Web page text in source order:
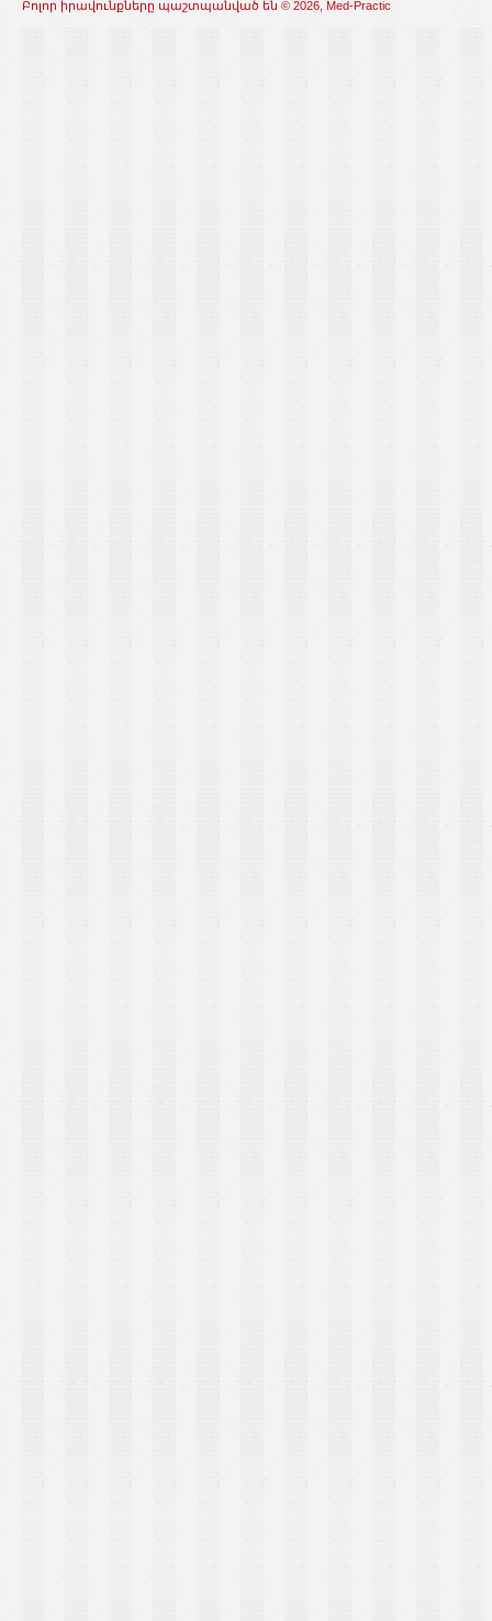
Բոլոր իրավունքները պաշտպանված են © 2026, Med-Practic